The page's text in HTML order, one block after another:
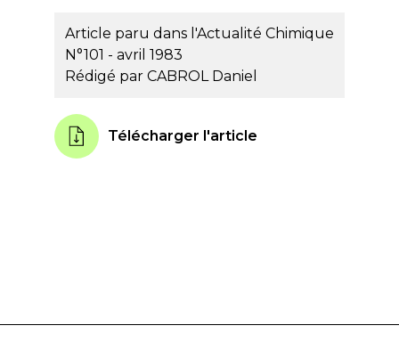
Article paru dans l'Actualité Chimique
N°101 - avril 1983
Rédigé par CABROL Daniel
Télécharger l'article